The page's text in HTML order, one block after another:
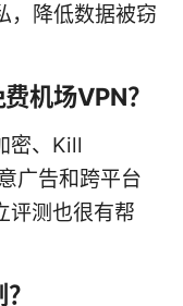
，降低数据被窃
机场VPN？
密、Kill
广告和跨平台
评测也很有帮